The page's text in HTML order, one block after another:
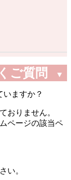
ご質問 ▼
ますか？
おりません。
ページの該当ペ
い。